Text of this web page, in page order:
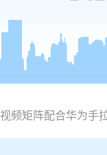
视频矩阵配合华为手